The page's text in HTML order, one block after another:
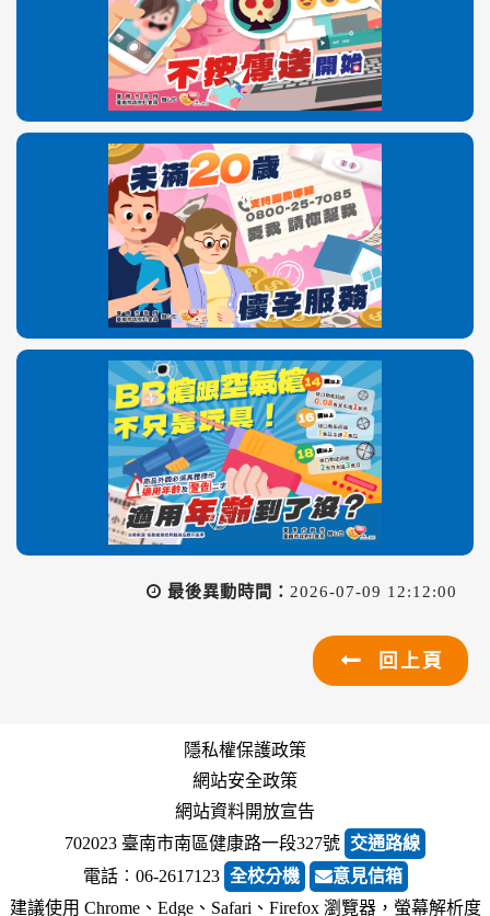
最後異動時間： 2026-07-09 12:12:00
回上頁
隱私權保護政策
網站安全政策
網站資料開放宣告
702023 臺南市南區健康路一段327號 交通路線
電話︰06-2617123 全校分機
意見信箱
建議使用 Chrome、Edge、Safari、Firefox 瀏覽器，螢幕解析度